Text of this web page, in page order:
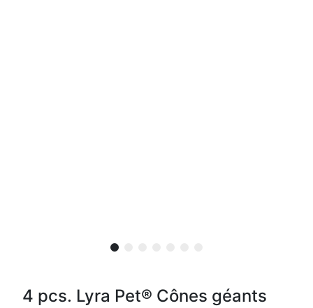
4 pcs. Lyra Pet® Cônes géants